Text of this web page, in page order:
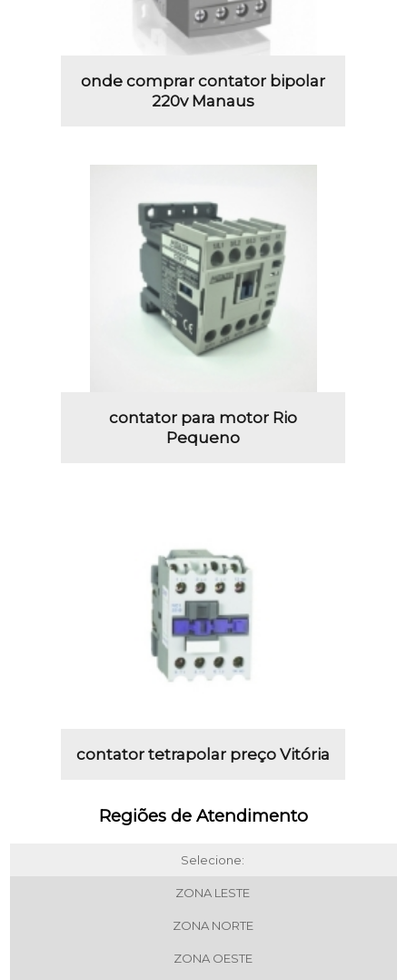
onde comprar contator bipolar
220v Manaus
contator para motor Rio
Pequeno
contator tetrapolar preço Vitória
Regiões de Atendimento
Selecione:
ZONA LESTE
ZONA NORTE
ZONA OESTE